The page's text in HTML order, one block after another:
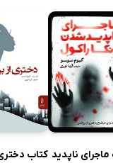
ناپدید کتاب